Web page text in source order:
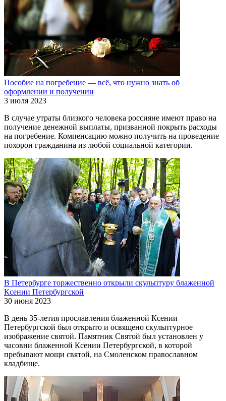
Пособие на погребение — всё, что нужно знать об
оформлении и получении
3 июля 2023
В случае утраты близкого человека россияне имеют право на
получение денежной выплаты, призванной покрыть расходы
на погребение. Компенсацию можно получить на проведение
похорон гражданина из любой социальной категории.
В Петербурге торжественно открыли скульптуру блаженной
Ксении Петербургской
30 июня 2023
В день 35-летия прославления блаженной Ксении
Петербургской был открыто и освящено скульптурное
изображение святой. Памятник Святой был установлен у
часовни блаженной Ксении Петербургской, в которой
пребывают мощи святой, на Смоленском православном
кладбище.